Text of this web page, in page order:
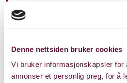
Denne nettsiden bruker cookies
Vi bruker informasjonskapsler for
annonser et personlig preg, for å
Onsdag 17.
Kl. 19:00